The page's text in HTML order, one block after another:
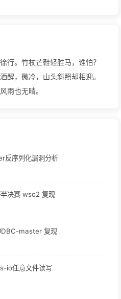
行。竹杖芒鞋轻胜马，谁怕？
醒，微冷，山头斜照却相迎。
雨也无晴。
反序列化漏洞分析
决赛 wso2 复现
master 复现
io任意文件读写